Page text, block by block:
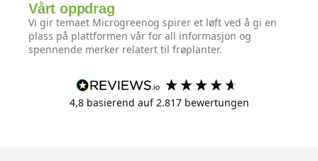
Vårt oppdrag
Vi gir temaet Microgreenog spirer et løft ved å gi en
plass på plattformen vår for all informasjon og
spennende merker relatert til frøplanter.
4,8 basierend auf2.817bewertungen